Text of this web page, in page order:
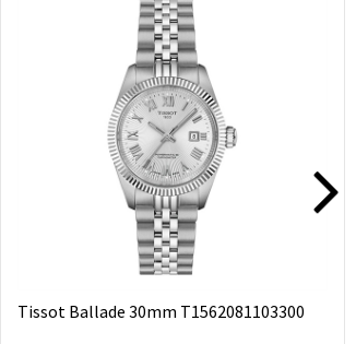
Tissot Ballade 30mm T1562081103300